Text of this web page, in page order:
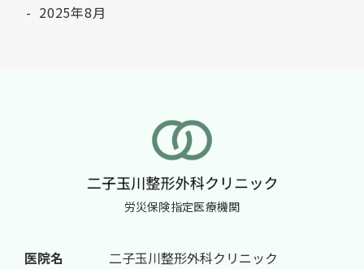
2025年8月
労災保険指定医療機関
医院名
二子玉川整形外科クリニック